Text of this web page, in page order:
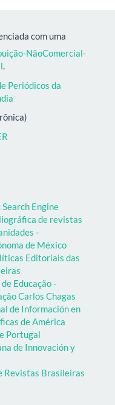
com uma
NãoComercial-
.
Periódicos da
Engine
de revistas
-
de México
Editoriais das
Educação -
Carlos Chagas
de Información en
de América
Portugal
de Innovación y
Revistas Brasileiras